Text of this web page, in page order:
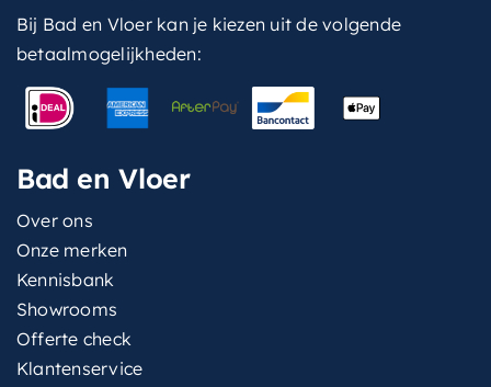
Bij Bad en Vloer kan je kiezen uit de volgende
betaalmogelijkheden:
Bad en Vloer
Over ons
Onze merken
Kennisbank
Showrooms
Offerte check
Klantenservice